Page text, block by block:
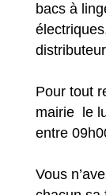
bacs à
Pour tout
mairie le
entre
Vous